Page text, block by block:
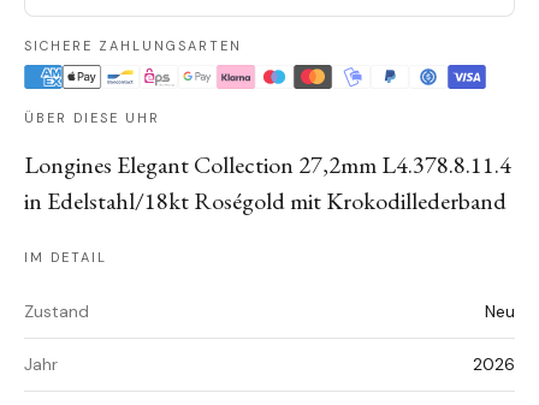
SICHERE ZAHLUNGSARTEN
ÜBER DIESE UHR
Longines Elegant Collection 27,2mm L4.378.8.11.4
in Edelstahl/18kt Roségold mit Krokodillederband
IM DETAIL
Zustand Neu
Jahr 2026